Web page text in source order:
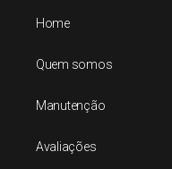
Home
Quem somos
Manutenção
Avaliações